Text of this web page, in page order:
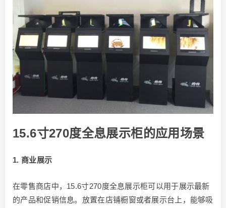
15.6寸270度全息展示柜的应用场景
1. 商业展示
在零售商店中，15.6寸270度全息展示柜可以用于展示最新
的产品和促销信息。放置在店铺橱窗或者展示台上，能够吸